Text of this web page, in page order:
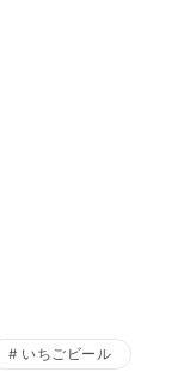
いちごビール